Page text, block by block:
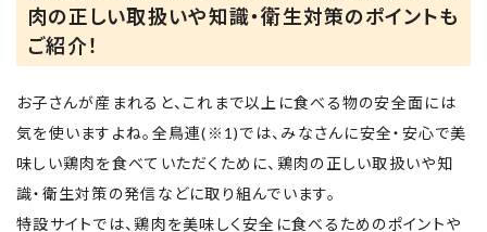
肉の正しい取扱いや知識・衛生対策のポイントも
ご紹介！
お子さんが産まれると、これまで以上に食べる物の安全面には
気を使いますよね。全鳥連(※1)では、みなさんに安全・安心で美
味しい鶏肉を食べていただくために、鶏肉の正しい取扱いや知
識・衛生対策の発信などに取り組んでいます。
特設サイトでは、鶏肉を美味しく安全に食べるためのポイントや